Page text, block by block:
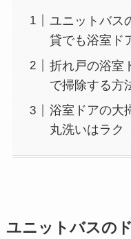
ユニットバス
貸でも浴室ド
折れ戸の浴室
で掃除する方
浴室ドアの大
丸洗いはラク
ユニットバスの